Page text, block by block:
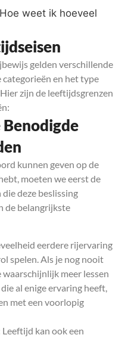
Hoe weet ik hoeveel
gelden verschillende
en het type
zijn de leeftijdsgrenzen
Benodigde
kunnen geven op de
moeten we eerst de
deze beslissing
de belangrijkste
eerdere rijervaring
spelen. Als je nog nooit
meer lessen
al enige ervaring heeft,
met een voorlopig
Leeftijd kan ook een